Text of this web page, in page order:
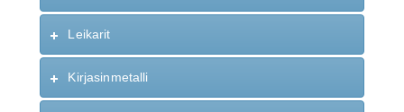
Leikarit
Kirjasinmetalli